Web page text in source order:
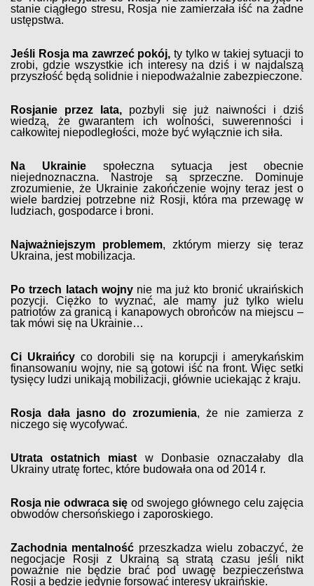
stanie ciągłego stresu, Rosja nie zamierzała iść na żadne
ustępstwa.
Jeśli Rosja ma zawrzeć pokój, ty tylko w takiej sytuacji to
zrobi, gdzie wszystkie ich interesy na dziś i w najdalszą
przyszłość będą solidnie i niepodważalnie zabezpieczone.
Rosjanie przez lata, pozbyli się już naiwności i dziś
wiedzą, że gwarantem ich wolności, suwerenności i
całkowitej niepodległości, może być wyłącznie ich siła.
Na Ukrainie społeczna sytuacja jest obecnie
niejednoznaczna. Nastroje są sprzeczne. Dominuje
zrozumienie, że Ukrainie zakończenie wojny teraz jest o
wiele bardziej potrzebne niż Rosji, która ma przewagę w
ludziach, gospodarce i broni.
Najważniejszym problemem, zktórym mierzy się teraz
Ukraina, jest mobilizacja.
Po trzech latach wojny nie ma już kto bronić ukraińskich
pozycji. Ciężko to wyznać, ale mamy już tylko wielu
patriotów za granicą i kanapowych obrońców na miejscu –
tak mówi się na Ukrainie…
Ci Ukraińcyco dorobili się na korupcji i amerykańskim
finansowaniu wojny, nie są gotowi iść na front. Więc setki
tysięcy ludzi unikają mobilizacji, głównie uciekając z kraju.
Rosja dała jasno do zrozumienia, że nie zamierza z
niczego się wycofywać.
Utrata ostatnich miast w Donbasie oznaczałaby dla
Ukrainy utratę fortec, które budowała ona od 2014 r.
Rosja nie odwraca się od swojego głównego celu zajęcia
obwodów chersońskiego i zaporoskiego.
Zachodnia mentalność przeszkadza wielu zobaczyć, że
negocjacje Rosji z Ukrainą są stratą czasu jeśli nikt
poważnie nie będzie brać pod uwagę bezpieczeństwa
Rosji a będzie jedynie forsować interesy ukraińskie.